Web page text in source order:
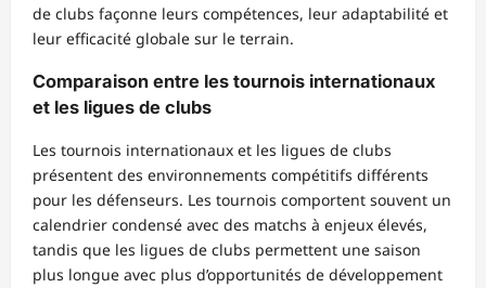
de clubs façonne leurs compétences, leur adaptabilité et
leur efficacité globale sur le terrain.
Comparaison entre les tournois internationaux
et les ligues de clubs
Les tournois internationaux et les ligues de clubs
présentent des environnements compétitifs différents
pour les défenseurs. Les tournois comportent souvent un
calendrier condensé avec des matchs à enjeux élevés,
tandis que les ligues de clubs permettent une saison
plus longue avec plus d’opportunités de développement